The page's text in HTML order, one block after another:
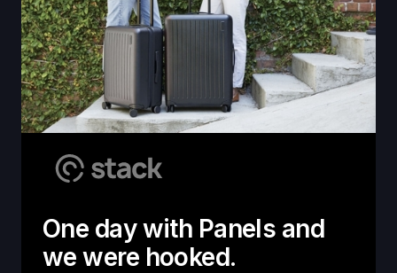
One day with Panels and
we were hooked.